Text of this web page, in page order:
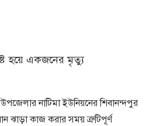
হয়ে একজনের মৃত্যু
নাটিমা ইউনিয়নের শিবানন্দপুর
ঝাড়া কাজ করার সময় ত্রুটিপূর্ণ